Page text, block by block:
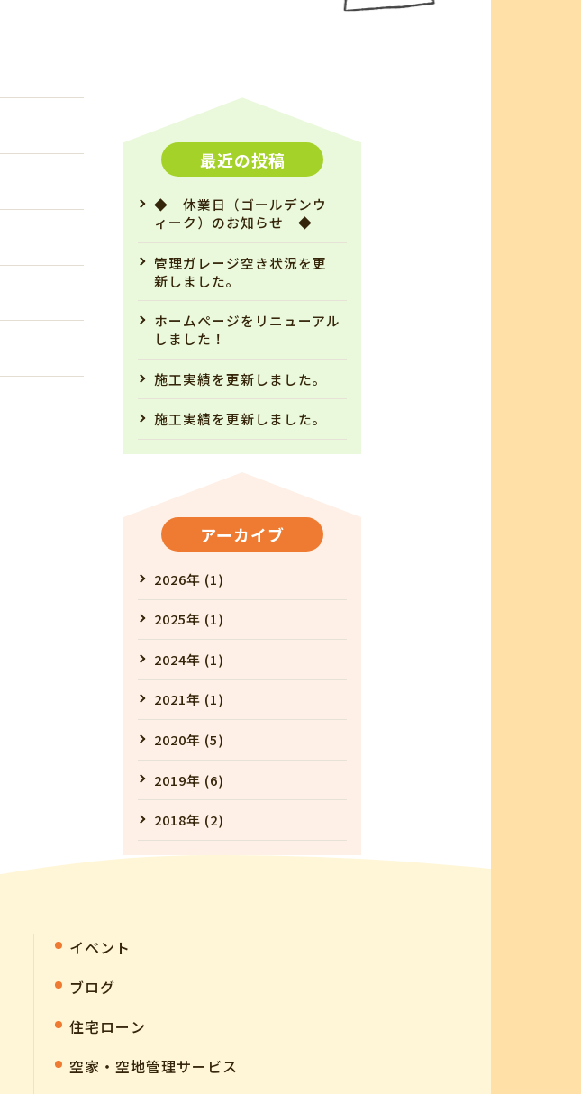
最近の投稿
◆ 休業日（ゴールデンウ
ィーク）のお知らせ ◆
管理ガレージ空き状況を更
新しました。
ホームページをリニューアル
しました！
施工実績を更新しました。
施工実績を更新しました。
アーカイブ
2026年 (1)
2025年 (1)
2024年 (1)
2021年 (1)
2020年 (5)
2019年 (6)
2018年 (2)
イベント
ブログ
住宅ローン
空家・空地管理サービス